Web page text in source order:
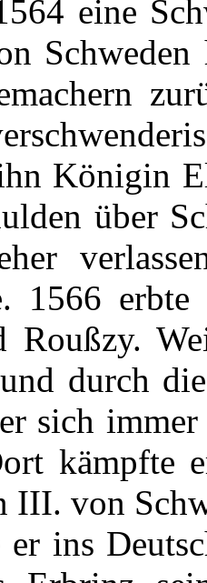
eine
Schweden
Königin
über
. 1566 erbte
Roußzy.
und durch
er sich immer
kämpfte
III. von
er ins